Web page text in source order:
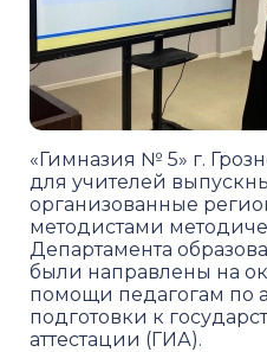
«Гимназия № 5» г.
для учителей
организованные
методистами
Департамента
были направлены на
помощи педагогам по
подготовки к
аттестации (ГИА).